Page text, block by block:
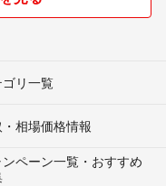
リ一覧
相場価格情報
ンペーン一覧・おすすめ